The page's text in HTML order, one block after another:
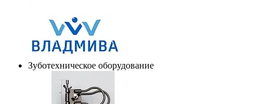
Зуботехническое оборудование